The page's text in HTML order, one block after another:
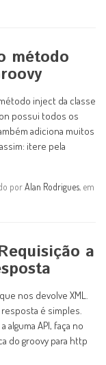
método
inject da classe
possui todos os
adiciona muitos
itere pela
porAlan Rodrigues, em
a
nos devolve XML.
resposta é simples.
alguma API, faça no
do groovy para http